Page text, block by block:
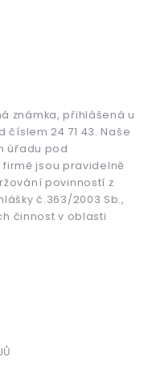
známka, přihlášená u
24 71 43. Naše
úřadu pod
jsou pravidelně
povinností z
č.363/2003 Sb.,
činnost v oblasti